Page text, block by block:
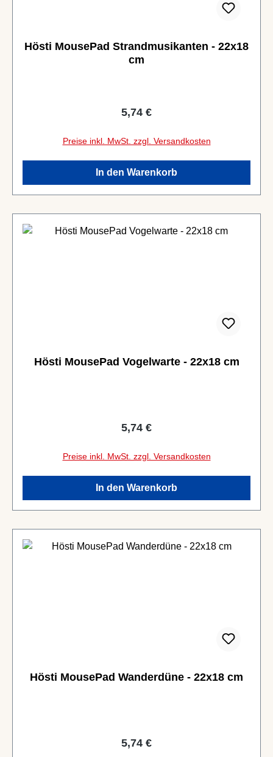
Hösti MousePad Strandmusikanten - 22x18
cm
Regulärer Preis:
5,74 €
Preise inkl. MwSt. zzgl. Versandkosten
In den Warenkorb
Hösti MousePad Vogelwarte - 22x18 cm
Regulärer Preis:
5,74 €
Preise inkl. MwSt. zzgl. Versandkosten
In den Warenkorb
Hösti MousePad Wanderdüne - 22x18 cm
Regulärer Preis:
5,74 €